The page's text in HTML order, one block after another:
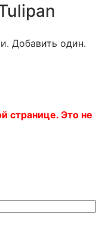
Добавить один.
странице. Это не